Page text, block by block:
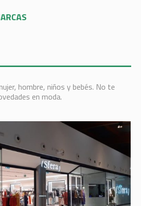
hombre, niños y bebés. No te
en moda.